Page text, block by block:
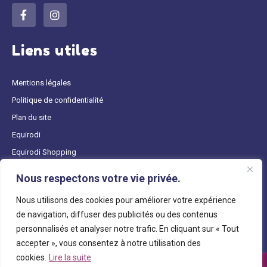
Nous respectons votre vie privée.
Nous utilisons des cookies pour améliorer votre expérience
de navigation, diffuser des publicités ou des contenus
personnalisés et analyser notre trafic. En cliquant sur « Tout
accepter », vous consentez à notre utilisation des
cookies.
Lire la suite
Liens utiles
Mentions légales
Politique de confidentialité
Plan du site
Equirodi
Equirodi Shopping